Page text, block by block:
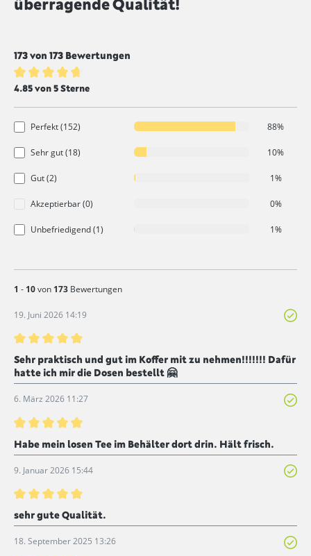
überragende Qualität!
173 von 173 Bewertungen
Durchschnittliche Bewertung von 4.8 von 5 Sternen
4.85 von 5 Sterne
Perfekt (152) 88%
Sehr gut (18) 10%
Gut (2) 1%
Akzeptierbar (0) 0%
Unbefriedigend (1) 1%
1 - 10von 173 Bewertungen
19. Juni 2026 14:19
Bewertung mit 5 von 5 Sternen
Sehr praktisch und gut im Koffer mit zu nehmen!!!!!!! Dafür
hatte ich mir die Dosen bestellt 🤗
6. März 2026 11:27
Bewertung mit 5 von 5 Sternen
Habe mein losen Tee im Behälter dort drin. Hält frisch.
9. Januar 2026 15:44
Bewertung mit 5 von 5 Sternen
sehr gute Qualität.
18. September 2025 13:26